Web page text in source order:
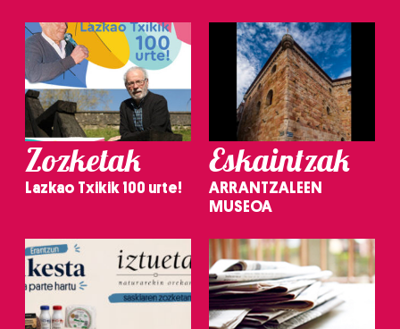
Zozketak
Lazkao Txikik 100 urte!
Eskaintzak
ARRANTZALEEN
MUSEOA